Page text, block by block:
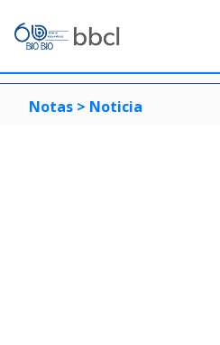
Notas > Noticia